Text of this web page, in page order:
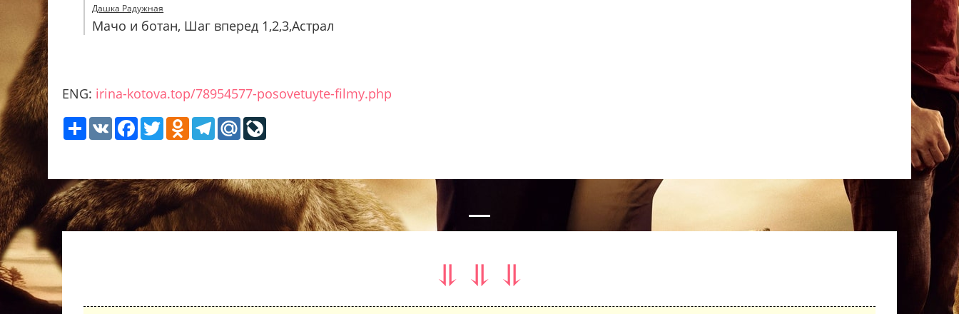
Дашка Радужная
Мачо и ботан, Шаг вперед 1,2,3,Астрал
ENG: irina-kotova.top/78954577-posovetuyte-filmy.php
ShareVK Facebook
TwitterOdnoklassniki
Telegram
Mail.Ru
⥥ ⥥ ⥥